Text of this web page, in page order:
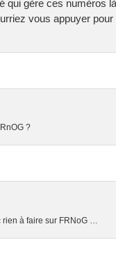
qui gère ces numéros
vous appuyer
?
à faire sur FRNoG …